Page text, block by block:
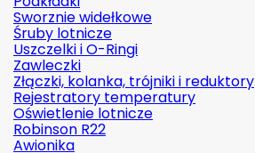
Sworznie widełkowe
Śruby lotnicze
Uszczelki i O-Ringi
Zawleczki
Złączki, kolanka, trójniki i reduktory
Rejestratory temperatury
Oświetlenie lotnicze
Robinson R22
Awionika